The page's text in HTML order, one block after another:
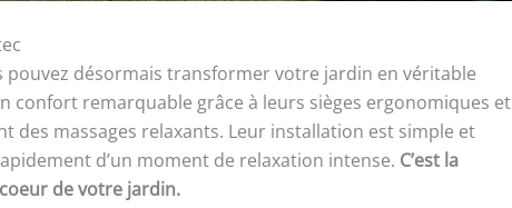
pouvez désormais transformer votre jardin en véritable
confort remarquable grâce à leurs sièges ergonomiques et
des massages relaxants. Leur installation est simple et
d’un moment de relaxation intense. C’est la
de votre jardin.